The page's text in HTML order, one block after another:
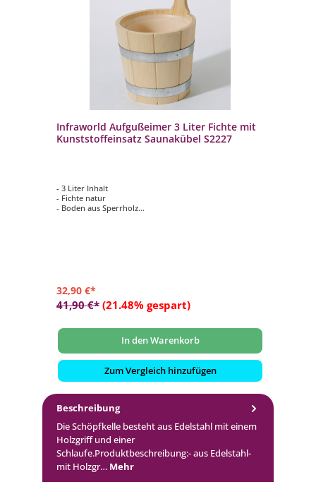
Infraworld Aufgußeimer 3 Liter Fichte mit
Kunststoffeinsatz Saunakübel S2227
- 3 Liter Inhalt
- Fichte natur
- Boden aus Sperrholz
32,90 €*
41,90 €* (21.48% gespart)
In den Warenkorb
Zum Vergleich hinzufügen
Beschreibung
Die Schöpfkelle besteht aus Edelstahl mit einem
Holzgriff und einer
Schlaufe.Produktbeschreibung:- aus Edelstahl-
mit Holzgr… Mehr